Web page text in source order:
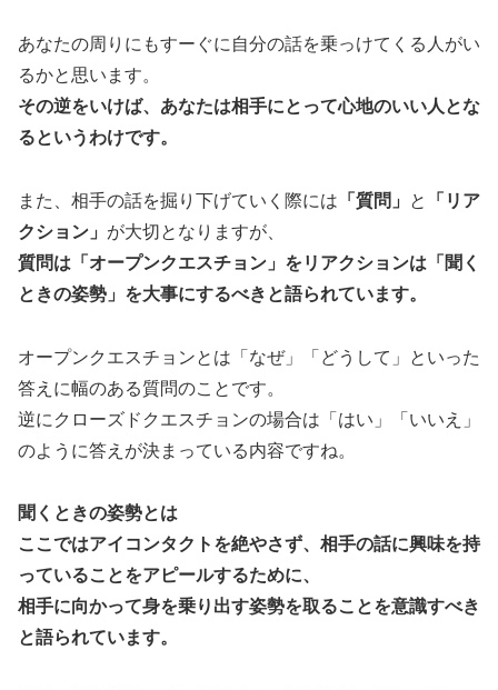
あなたの周りにもすーぐに自分の話を乗っけてくる人がい
るかと思います。
その逆をいけば、あなたは相手にとって心地のいい人とな
るというわけです。
また、相手の話を掘り下げていく際には 「質問」 と
「リア
クション」 が大切となりますが、
質問は「オープンクエスチョン」をリアクションは「聞く
ときの姿勢」を大事にするべきと語られています。
オープンクエスチョンとは「なぜ」「どうして」といった
答えに幅のある質問のことです。
逆にクローズドクエスチョンの場合は「はい」「いいえ」
のように答えが決まっている内容ですね。
聞くときの姿勢とは
ここではアイコンタクトを絶やさず、相手の話に興味を持
っていることをアピールするために、
相手に向かって身を乗り出す姿勢を取ることを意識すべき
と語られています。